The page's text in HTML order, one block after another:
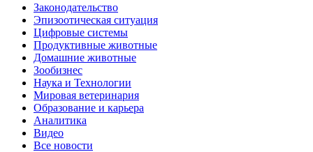
Законодательство
Эпизоотическая ситуация
Цифровые системы
Продуктивные животные
Домашние животные
Зообизнес
Наука и Технологии
Мировая ветеринария
Образование и карьера
Аналитика
Видео
Все новости